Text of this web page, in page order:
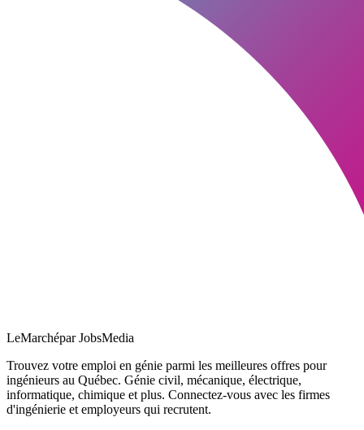
LeMarchépar JobsMedia
Trouvez votre emploi en génie parmi les meilleures offres pour
ingénieurs au Québec. Génie civil, mécanique, électrique,
informatique, chimique et plus. Connectez-vous avec les firmes
d'ingénierie et employeurs qui recrutent.